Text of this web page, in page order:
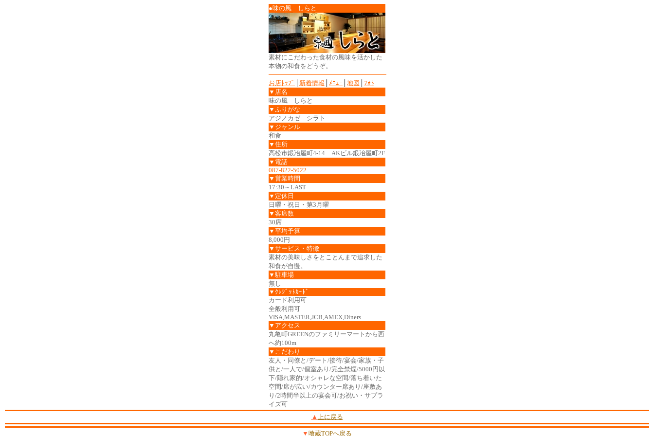
●味の風 しらと
素材にこだわった食材の風味を活かした
本物の和食をどうぞ。
お店ﾄｯﾌﾟ 新着情報 ﾒﾆｭｰ 地図
ﾌｫﾄ
▼店名
味の風 しらと
▼ふりがな
アジノカゼ シラト
▼ジャンル
和食
▼住所
高松市鍛冶屋町4-14 AKビル鍛冶屋町2F
▼電話
087-822-5022
▼営業時間
17:30～LAST
▼定休日
日曜・祝日・第3月曜
▼客席数
30席
▼平均予算
8,000円
▼サービス・特徴
素材の美味しさをとことんまで追求した
和食が自慢。
▼駐車場
無し
▼ｸﾚｼﾞｯﾄｶｰﾄﾞ
カード利用可
全般利用可
VISA,MASTER,JCB,AMEX,Diners
▼アクセス
丸亀町GREENのファミリーマートから西
へ約100m
▼こだわり
友人・同僚と/デート/接待/宴会/家族・子
供と/一人で/個室あり/完全禁煙/5000円以
下/隠れ家的/オシャレな空間/落ち着いた
空間/席が広い/カウンター席あり/座敷あ
り/2時間半以上の宴会可/お祝い・サプラ
イズ可
▲ 上に戻る
▼ 喰蔵TOPへ戻る